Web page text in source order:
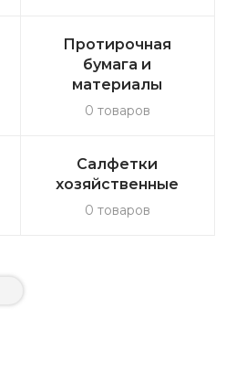
Протирочная
бумага и
материалы
0 товаров
Салфетки
хозяйственные
0 товаров